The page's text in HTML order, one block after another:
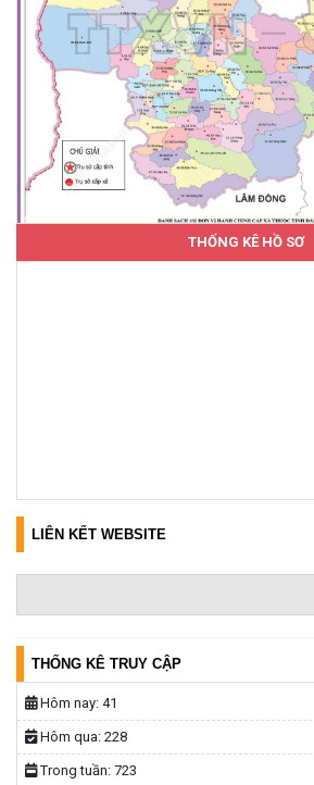
THỐNG KÊ HỒ SƠ
LIÊN KẾT WEBSITE
THỐNG KÊ TRUY CẬP
Hôm nay: 41
Hôm qua: 228
Trong tuần: 723